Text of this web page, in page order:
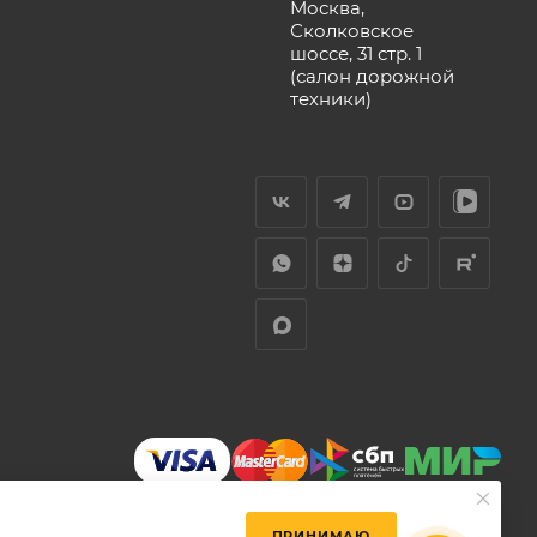
Москва,
Сколковское
шоссе, 31 стр. 1
(салон дорожной
техники)